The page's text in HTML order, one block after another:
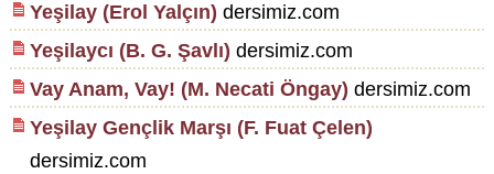
Yeşilay (Erol Yalçın) dersimiz.com
Yeşilaycı (B. G. Şavlı) dersimiz.com
Vay Anam, Vay! (M. Necati Öngay) dersimiz.com
Yeşilay Gençlik Marşı (F. Fuat Çelen)
dersimiz.com